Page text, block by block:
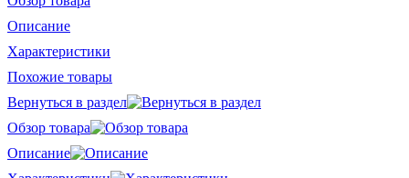
Описание
Характеристики
Похожие товары
Вернуться в раздел
Обзор товара
Описание